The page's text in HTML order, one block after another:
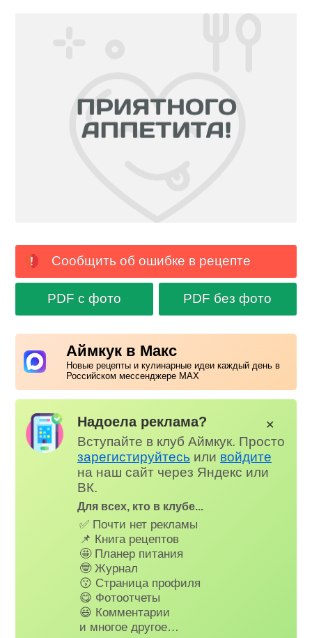
Сообщить об ошибке в рецепте
PDF с фото PDF без фото
Аймкук в Макс
Новые рецепты и кулинарные идеи каждый день в
Российском мессенджере MAX
Надоела реклама?
Вступайте в клуб Аймкук. Просто
зарегистируйтесь или войдите
на наш сайт через Яндекс или
ВК.
Для всех, кто в клубе...
✅ Почти нет рекламы
📌 Книга рецептов
🤩 Планер питания
🤓 Журнал
😗 Страница профиля
😋 Фотоотчеты
😃 Комментарии
и многое другое…
✕